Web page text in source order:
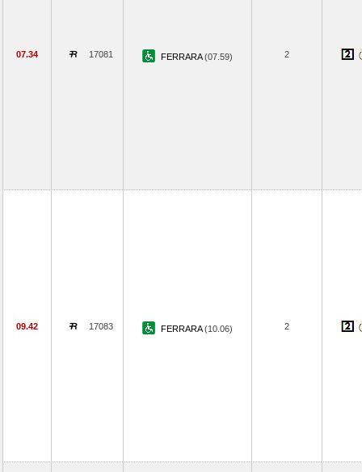
07.34 17081 FERRARA(07.59) 2
09.42 17083 FERRARA(10.06) 2